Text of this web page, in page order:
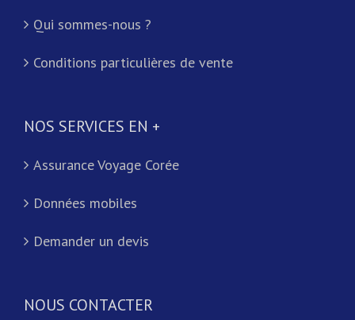
Qui sommes-nous ?
Conditions particulières de vente
NOS SERVICES EN +
Assurance Voyage Corée
Données mobiles
Demander un devis
NOUS CONTACTER